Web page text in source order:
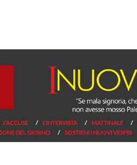
J’ACCUSE L’INTERVISTA MATTINALE
DEL GIORNO SOSTIENI I NUOVI VESPRI